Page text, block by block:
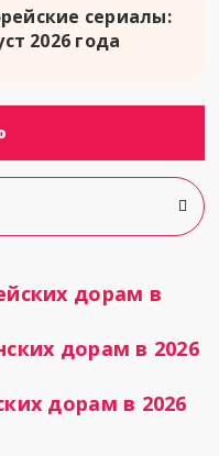
сериалы:
2026 года
дорам в
дорам в 2026
дорам в 2026